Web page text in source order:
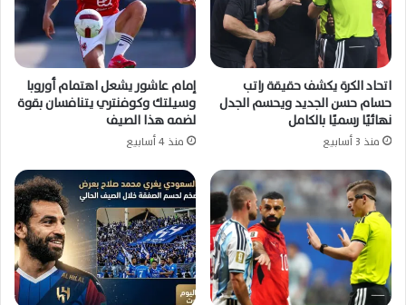
اتحاد الكرة يكشف حقيقة راتب
حسام حسن الجديد ويحسم الجدل
نهائيًا رسميًا بالكامل
منذ 3 أسابيع
إمام عاشور يشعل اهتمام أوروبا
وسيلتك وكوفنتري يتنافسان بقوة
لضمه هذا الصيف
منذ 4 أسابيع